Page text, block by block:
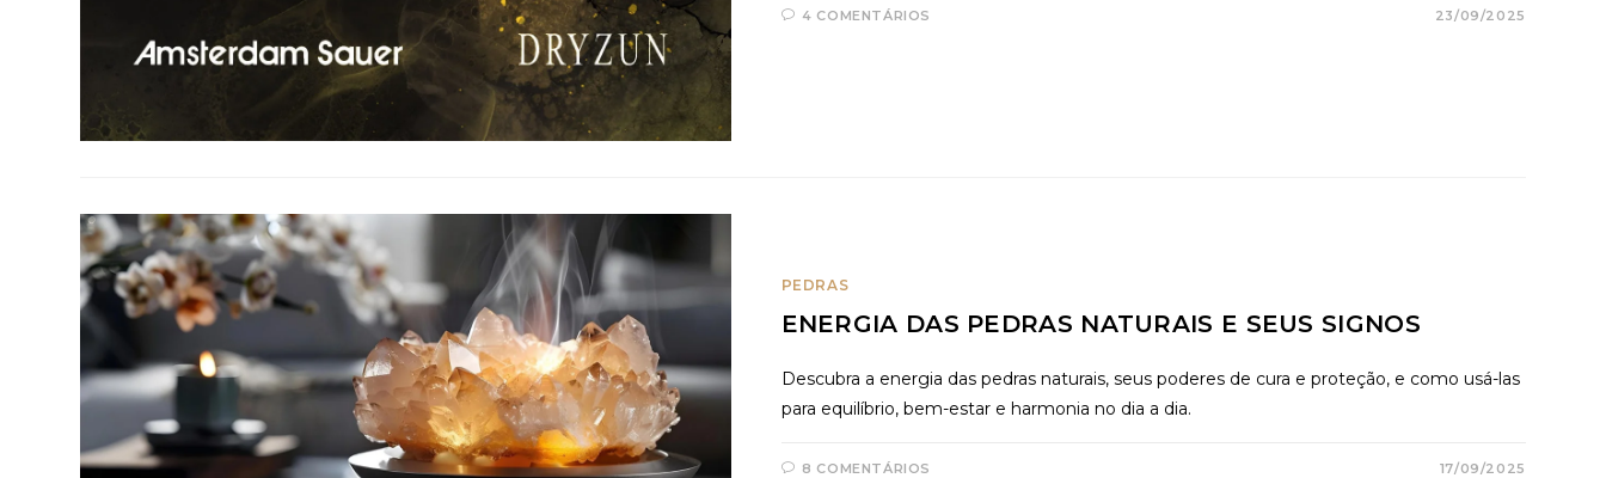
4 COMENTÁRIOS 23/09/2025
PEDRAS
ENERGIA DAS PEDRAS NATURAIS E SEUS SIGNOS
Descubra a energia das pedras naturais, seus poderes de cura e proteção, e como usá-las
para equilíbrio, bem-estar e harmonia no dia a dia.
8 COMENTÁRIOS 17/09/2025